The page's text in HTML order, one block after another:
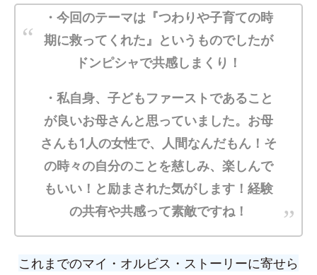
・今回のテーマは『つわりや子育ての時
期に救ってくれた』というものでしたが
ドンピシャで共感しまくり！
・私自身、子どもファーストであること
が良いお母さんと思っていました。お母
さんも1人の女性で、人間なんだもん！そ
の時々の自分のことを慈しみ、楽しんで
もいい！と励まされた気がします！経験
の共有や共感って素敵ですね！
これまでのマイ・オルビス・ストーリーに寄せら